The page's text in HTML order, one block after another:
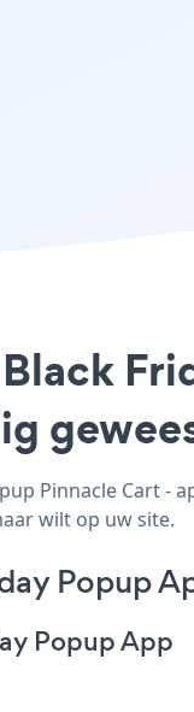
Pinnacle Cart -
wilt op uw site.
Popup
Popup App